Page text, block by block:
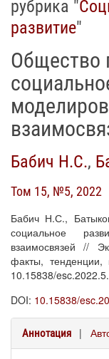
рубрика "
развитие"
Общество
Бабич Н.С.,
Том 15, №5, 2022
Бабич Н.С.,
социальное
взаимосвязей //
факты,
10.15838/
DOI: 10.15838/
Аннотация |